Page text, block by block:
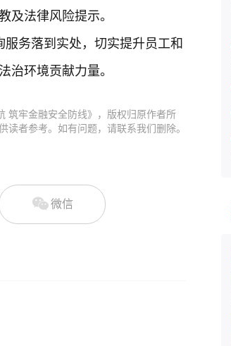
及法律风险提示。
服务落到实处，切实提升员工和
治环境贡献力量。
筑牢金融安全防线》，版权归原作者所
者参考。如有问题，请联系我们删除。
微信